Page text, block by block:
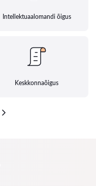
Intellektuaalomandi õigus
Keskkonnaõigus